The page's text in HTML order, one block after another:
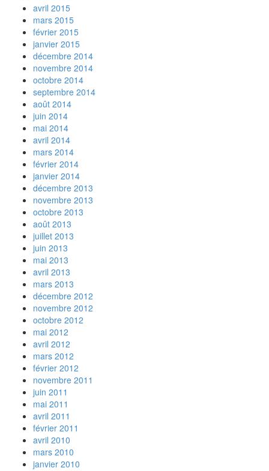
avril 2015
mars 2015
février 2015
janvier 2015
décembre 2014
novembre 2014
octobre 2014
septembre 2014
août 2014
juin 2014
mai 2014
avril 2014
mars 2014
février 2014
janvier 2014
décembre 2013
novembre 2013
octobre 2013
août 2013
juillet 2013
juin 2013
mai 2013
avril 2013
mars 2013
décembre 2012
novembre 2012
octobre 2012
mai 2012
avril 2012
mars 2012
février 2012
novembre 2011
juin 2011
mai 2011
avril 2011
février 2011
avril 2010
mars 2010
janvier 2010